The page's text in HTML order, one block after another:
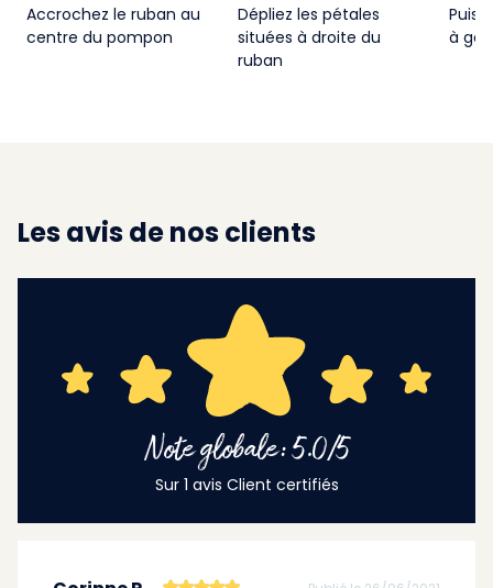
Accrochez le ruban au
centre du pompon
Dépliez les pétales
situées à droite du
ruban
Puis
à
Les avis de nos clients
Note globale: 5.0/5
Sur 1 avis Client certifiés